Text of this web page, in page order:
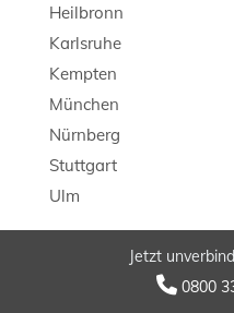
Jetzt
0800
Heilbronn
Karlsruhe
Kempten
München
Nürnberg
Stuttgart
Ulm
© 2026 LB Detektei